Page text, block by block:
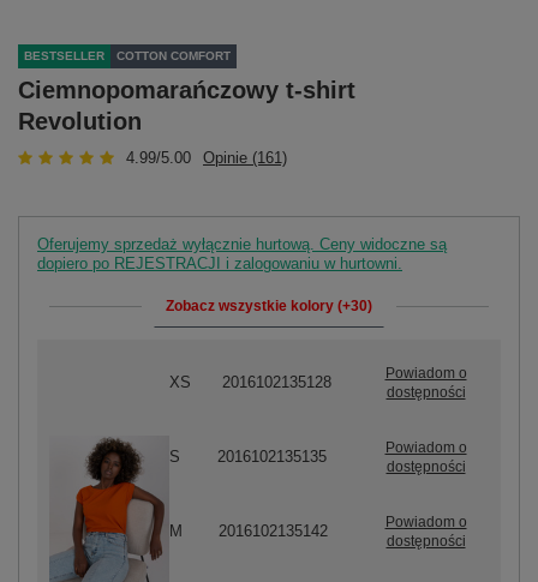
BESTSELLER COTTON COMFORT
Ciemnopomarańczowy t-shirt
Revolution
4.99/5.00 Opinie (161)
Oferujemy sprzedaż wyłącznie hurtową. Ceny widoczne są
dopiero po REJESTRACJI i zalogowaniu w hurtowni.
Zobacz wszystkie kolory (+30)
XS 2016102135128
Powiadom o
dostępności
S 2016102135135
Powiadom o
dostępności
M 2016102135142
Powiadom o
dostępności